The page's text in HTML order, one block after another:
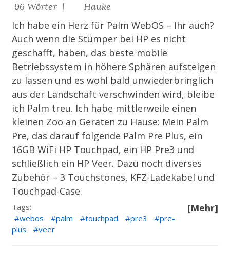
96 Wörter | Hauke
Ich habe ein Herz für Palm WebOS – Ihr auch?
Auch wenn die Stümper bei HP es nicht
geschafft, haben, das beste mobile
Betriebssystem in höhere Sphären aufsteigen
zu lassen und es wohl bald unwiederbringlich
aus der Landschaft verschwinden wird, bleibe
ich Palm treu. Ich habe mittlerweile einen
kleinen Zoo an Geräten zu Hause: Mein Palm
Pre, das darauf folgende Palm Pre Plus, ein
16GB WiFi HP Touchpad, ein HP Pre3 und
schließlich ein HP Veer. Dazu noch diverses
Zubehör – 3 Touchstones, KFZ-Ladekabel und
Touchpad-Case.
[Mehr]
Tags:
webos
palm touchpad pre3
pre-
plus
veer